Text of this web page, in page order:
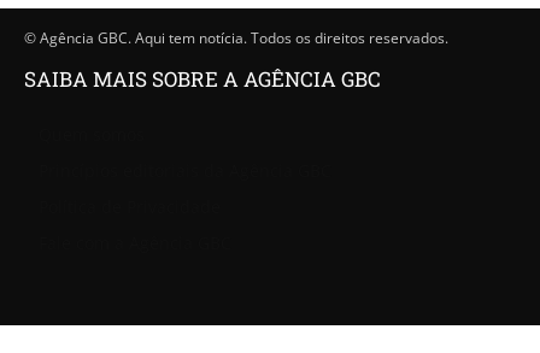
© Agência GBC. Aqui tem notícia. Todos os direitos reservados.
SAIBA MAIS SOBRE A AGÊNCIA GBC